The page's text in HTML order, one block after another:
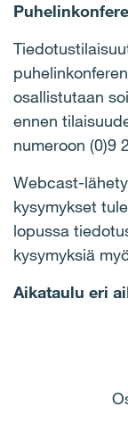
osallistutaan
ennen
numeroon (0)9
Webcast-
kysymykset
lopussa
kysymyksiä
Aikataulu eri